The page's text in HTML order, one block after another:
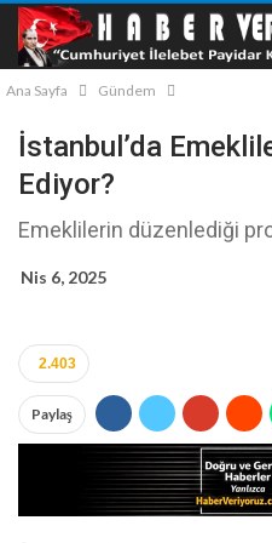
Ana Sayfa Gündem
İstanbul’da
Ediyor?
Emeklilerin düzenlediği
Nis 6, 2025
2.403
Paylaş